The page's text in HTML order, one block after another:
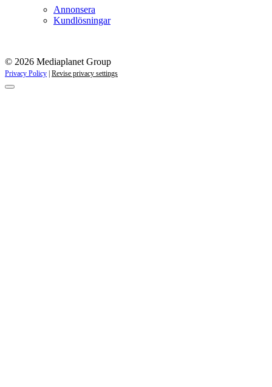
Annonsera
Kundlösningar
© 2026 Mediaplanet Group
Privacy Policy Revise privacy settings